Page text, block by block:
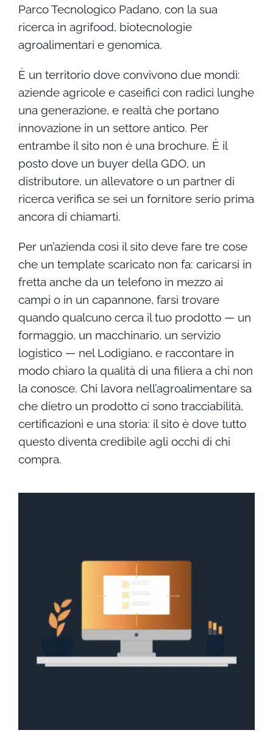
Parco Tecnologico Padano, con la sua
ricerca in agrifood, biotecnologie
agroalimentari e genomica.
È un territorio dove convivono due mondi:
aziende agricole e caseifici con radici lunghe
una generazione, e realtà che portano
innovazione in un settore antico. Per
entrambe il sito non è una brochure. È il
posto dove un buyer della GDO, un
distributore, un allevatore o un partner di
ricerca verifica se sei un fornitore serio prima
ancora di chiamarti.
Per un’azienda così il sito deve fare tre cose
che un template scaricato non fa: caricarsi in
fretta anche da un telefono in mezzo ai
campi o in un capannone, farsi trovare
quando qualcuno cerca il tuo prodotto — un
formaggio, un macchinario, un servizio
logistico — nel Lodigiano, e raccontare in
modo chiaro la qualità di una filiera a chi non
la conosce. Chi lavora nell’agroalimentare sa
che dietro un prodotto ci sono tracciabilità,
certificazioni e una storia: il sito è dove tutto
questo diventa credibile agli occhi di chi
compra.